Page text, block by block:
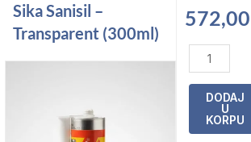
Sika Sanisil –
Transparent (300ml)
572,00
Sika
Sanisil
Transparent
(300ml)
DODAJ
U
KORPU